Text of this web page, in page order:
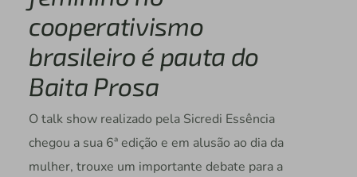
cooperativismo
brasileiro é pauta do
Baita Prosa
O talk show realizado pela Sicredi Essência
chegou a sua 6ª edição e em alusão ao dia da
mulher, trouxe um importante debate para a